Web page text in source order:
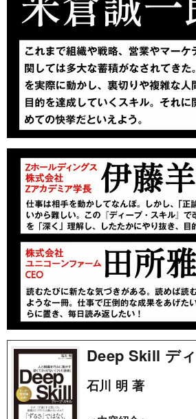
Deep Skill デ
石川 明 著